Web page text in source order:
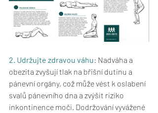
2. Udržujte zdravou váhu: Nadváha a
obezita zvyšují tlak na břišní dutinu a
pánevní orgány, což může vést k oslabení
svalů pánevního dna a zvýšit riziko
inkontinence moči. Dodržování vyvážené